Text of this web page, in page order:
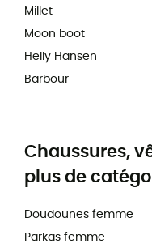
Millet
Moon boot
Helly Hansen
Barbour
Chaussures,
plus de
Doudounes femme
Parkas femme